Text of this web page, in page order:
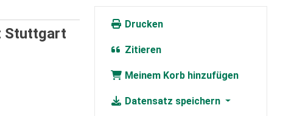
Stuttgart
Drucken
Zitieren
Meinem Korb hinzufügen
Datensatz speichern